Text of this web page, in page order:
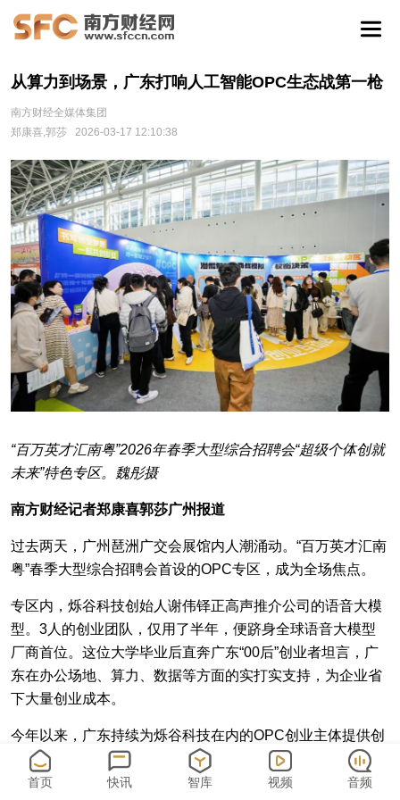
从算力到场景，广东打响人工智能OPC生态战第一枪
南方财经全媒体集团
郑康喜,郭莎
2026-03-17 12:10:38
“百万英才汇南粤”2026年春季大型综合招聘会“超级个体创就
未来”特色专区。魏彤摄
南方财经记者郑康喜郭莎广州报道
过去两天，广州琶洲广交会展馆内人潮涌动。“百万英才汇南
粤”春季大型综合招聘会首设的OPC专区，成为全场焦点。
专区内，烁谷科技创始人谢伟铎正高声推介公司的语音大模
型。3人的创业团队，仅用了半年，便跻身全球语音大模型
厂商首位。这位大学毕业后直奔广东“00后”创业者坦言，广
东在办公场地、算力、数据等方面的实打实支持，为企业省
下大量创业成本。
今年以来，广东持续为烁谷科技在内的OPC创业主体提供创
新服务。就在这场招聘会举行的同时，3月16日，《广东省
支持人工智能OPC创新发展行动方案（2026—2028年）》
首页 快讯 智库 视频 音频